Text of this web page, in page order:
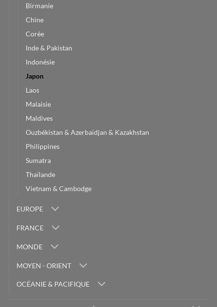
Birmanie
Chine
Corée
Inde & Pakistan
Indonésie
Japon
Laos
Malaisie
Maldives
Ouzbékistan & Azerbaïdjan & Kazakhstan
Philippines
Sumatra
Thaïlande
Vietnam & Cambodge
EUROPE
FRANCE
MONDE
MOYEN - ORIENT
OCÉANIE & PACIFIQUE